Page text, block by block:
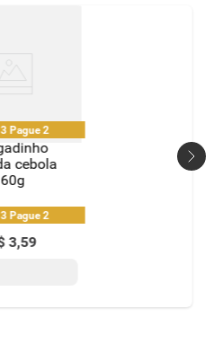
Leve 3 Pague 2
cebola
60g
Leve 3 Pague 2
3,59